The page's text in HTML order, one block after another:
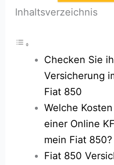
Inhaltsverzeichnis
Checken Sie
Versicherung
Fiat 850
Welche
einer Online
mein Fiat 850?
Fiat 850